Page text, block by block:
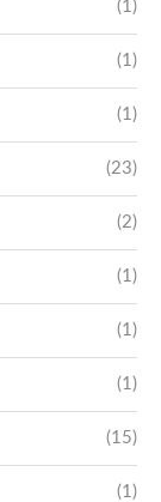
(1)
(1)
(1)
(23)
(2)
(1)
(1)
(1)
(15)
(1)